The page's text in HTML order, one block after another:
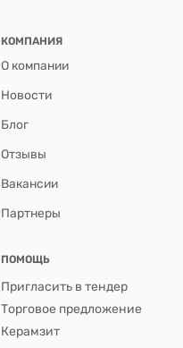
КОМПАНИЯ
О компании
Новости
Блог
Отзывы
Вакансии
Партнеры
ПОМОЩЬ
Пригласить в тендер
Торговое предложение
Керамзит